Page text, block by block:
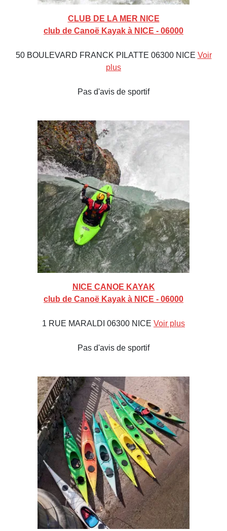
CLUB DE LA MER NICE
club de Canoë Kayak à NICE - 06000
50 BOULEVARD FRANCK PILATTE 06300 NICE Voir
plus
Pas d'avis de sportif
NICE CANOE KAYAK
club de Canoë Kayak à NICE - 06000
1 RUE MARALDI 06300 NICE Voir plus
Pas d'avis de sportif